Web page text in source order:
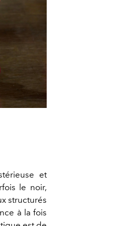
et
le noir,
structurés
à la fois